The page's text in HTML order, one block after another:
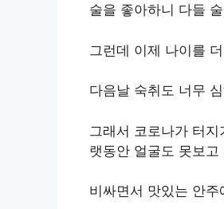
술을 좋아하니 다들
그런데 이제 나이를
다음날 숙취도 너무
그래서 코로나가 터
랫동안 얼굴도 못보
비싸면서 맛있는 안